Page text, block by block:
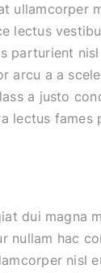
ullamcorper
lectus
parturient
arcu a a
a justo
lectus fames
dui magna
nullam hac
nisl